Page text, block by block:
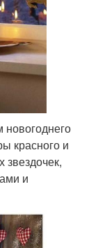
красного и
звездочек,
и